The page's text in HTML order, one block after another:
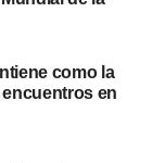
como la
en